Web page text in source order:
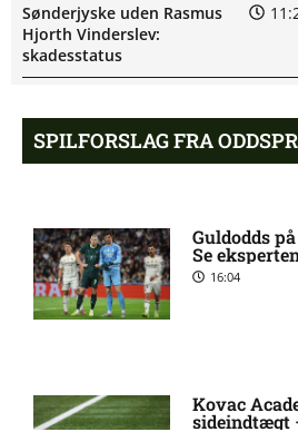
Sønderjyske uden Rasmus
Hjorth Vinderslev:
skadesstatus
Alexander Magnus Busch
skadet: seneste nyt hos
Mads Lautrup Freundlich på
skadeslisten hos Silkeborg IF
SPILFORSLAG FRA
Guldodds
Se
16:04
Kovac
sideindtægt